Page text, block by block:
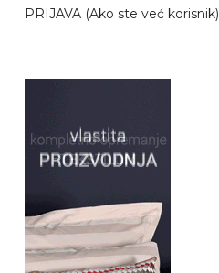
PRIJAVA (Ako ste već korisnik)